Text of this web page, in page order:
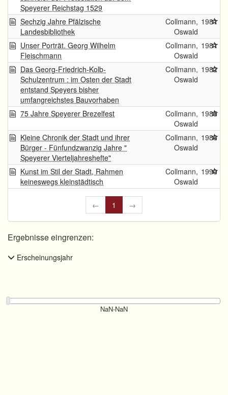
Speyerer Reichstag 1529
Sechzig Jahre Pfälzische
Landesbibliothek
Collmann,
Oswald
1981
Unser Porträt. Georg Wilhelm
Fleischmann
Collmann,
Oswald
1981
Das Georg-Friedrich-Kolb-
Schulzentrum : im Osten der Stadt
entstand Speyers bisher
umfangreichstes Bauvorhaben
Collmann,
Oswald
1982
75 Jahre Speyerer Brezelfest
Collmann,
Oswald
1985
Kleine Chronik der Stadt und ihrer
Bürger - Fünfundzwanzig Jahre "
Speyerer Vierteljahreshefte"
Collmann,
Oswald
1986
Kunst im Stil der Stadt, Rahmen
keineswegs kleinstädtisch
Collmann,
Oswald
1990
← 1 →
Ergebnisse eingrenzen:
Erscheinungsjahr